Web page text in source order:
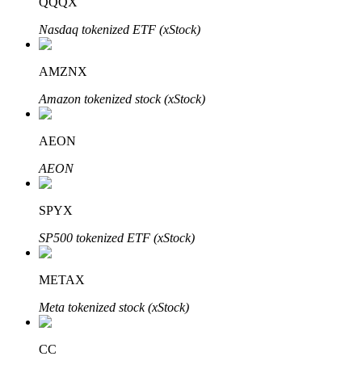
พันธมิตร Bitrue
พันธมิตร Bitrue
มากถึง 65% คอมมิชชั่น!
Nasdaq tokenized ETF (xStock)
AMZNX
Amazon tokenized stock (xStock)
AEON
AEON
SPYX
SP500 tokenized ETF (xStock)
METAX
Meta tokenized stock (xStock)
CC